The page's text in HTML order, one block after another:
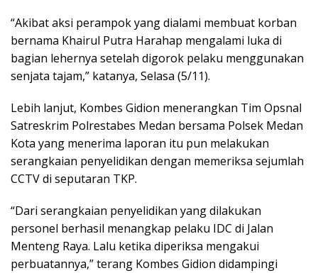
“Akibat aksi perampok yang dialami membuat korban
bernama Khairul Putra Harahap mengalami luka di
bagian lehernya setelah digorok pelaku menggunakan
senjata tajam,” katanya, Selasa (5/11).
Lebih lanjut, Kombes Gidion menerangkan Tim Opsnal
Satreskrim Polrestabes Medan bersama Polsek Medan
Kota yang menerima laporan itu pun melakukan
serangkaian penyelidikan dengan memeriksa sejumlah
CCTV di seputaran TKP.
“Dari serangkaian penyelidikan yang dilakukan
personel berhasil menangkap pelaku IDC di Jalan
Menteng Raya. Lalu ketika diperiksa mengakui
perbuatannya,” terang Kombes Gidion didampingi